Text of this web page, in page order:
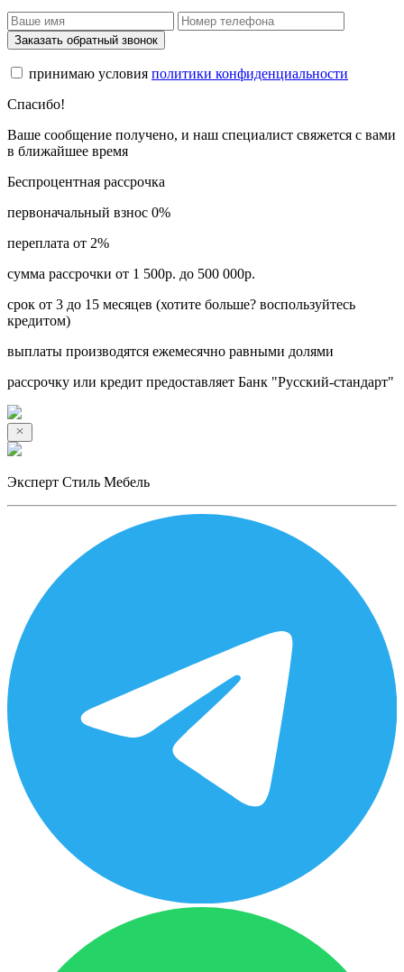
Заказать обратный звонок
принимаю условия политики конфиденциальности
Спасибо!
Ваше сообщение получено, и наш специалист свяжется с вами
в ближайшее время
Беспроцентная рассрочка
первоначальный взнос 0%
переплата от 2%
сумма рассрочки от 1 500р. до 500 000р.
срок от 3 до 15 месяцев (хотите больше? воспользуйтесь
кредитом)
выплаты производятся ежемесячно равными долями
рассрочку или кредит предоставляет Банк "Русский-стандарт"
Эксперт Стиль Мебель